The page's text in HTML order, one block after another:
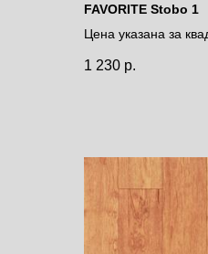
FAVORITE Stobo 1
Цена указана за
1 230 р.